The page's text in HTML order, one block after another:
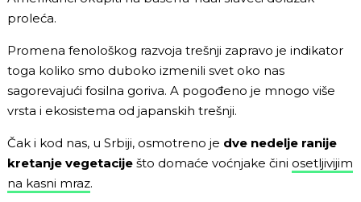
proleća.
Promena fenološkog razvoja trešnji zapravo je indikator
toga koliko smo duboko izmenili svet oko nas
sagorevajući fosilna goriva. A pogođeno je mnogo više
vrsta i ekosistema od japanskih trešnji.
Čak i kod nas, u Srbiji, osmotreno je dve nedelje ranije
kretanje vegetacije što domaće voćnjake čini osetljivijim
na kasni mraz.